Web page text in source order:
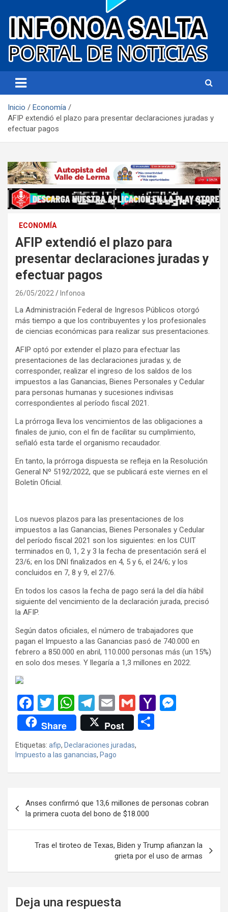
Infonoa Salta
Inicio
Economía
AFIP extendió el plazo para presentar declaraciones juradas y
efectuar pagos
ECONOMÍA
AFIP extendió el plazo para
presentar declaraciones juradas y
efectuar pagos
26/05/2022 Infonoa
La Administración Federal de Ingresos Públicos otorgó
más tiempo a que los contribuyentes y los profesionales
de ciencias económicas para realizar sus presentaciones.
AFIP optó por extender el plazo para efectuar las
presentaciones de las declaraciones juradas y, de
corresponder, realizar el ingreso de los saldos de los
impuestos a las Ganancias, Bienes Personales y Cedular
para personas humanas y sucesiones indivisas
correspondientes al período fiscal 2021.
La prórroga lleva los vencimientos de las obligaciones a
finales de junio, con el fin de facilitar su cumplimiento,
señaló esta tarde el organismo recaudador.
En tanto, la prórroga dispuesta se refleja en la Resolución
General Nº 5192/2022, que se publicará este viernes en el
Boletín Oficial.
Los nuevos plazos para las presentaciones de los
impuestos a las Ganancias, Bienes Personales y Cedular
del período fiscal 2021 son los siguientes: en los CUIT
terminados en 0, 1, 2 y 3 la fecha de presentación será el
23/6; en los DNI finalizados en 4, 5 y 6, el 24/6; y los
concluidos en 7, 8 y 9, el 27/6.
En todos los casos la fecha de pago será la del día hábil
siguiente del vencimiento de la declaración jurada, precisó
la AFIP.
Según datos oficiales, el número de trabajadores que
pagan el Impuesto a las Ganancias pasó de 740.000 en
febrero a 850.000 en abril, 110.000 personas más (un 15%)
en solo dos meses. Y llegaría a 1,3 millones en 2022.
F
a
ce
b
o
k
T
wi
tt
er
W
h
at
s
A
p
T
el
e
gr
a
E
m
ail
G
m
ail
Y
o
ail
g
Share Post
p
tir
Etiquetas: afip, Declaraciones juradas,
Impuesto a las ganancias, Pago
de
entradas
Anses confirmó que 13,6 millones de personas cobran
la primera cuota del bono de $18.000
Tras el tiroteo de Texas, Biden y Trump afianzan la
grieta por el uso de armas
Deja una respuesta